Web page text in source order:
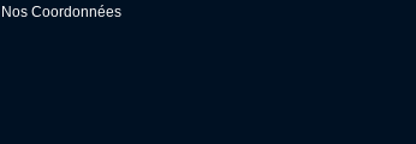
Nos Coordonnées